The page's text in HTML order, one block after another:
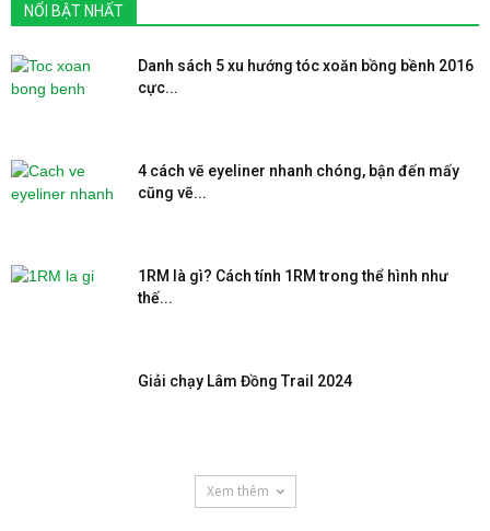
NỔI BẬT NHẤT
Danh sách 5 xu hướng tóc xoăn bồng bềnh 2016
cực...
4 cách vẽ eyeliner nhanh chóng, bận đến mấy
cũng vẽ...
1RM là gì? Cách tính 1RM trong thể hình như
thế...
Giải chạy Lâm Đồng Trail 2024
Xem thêm